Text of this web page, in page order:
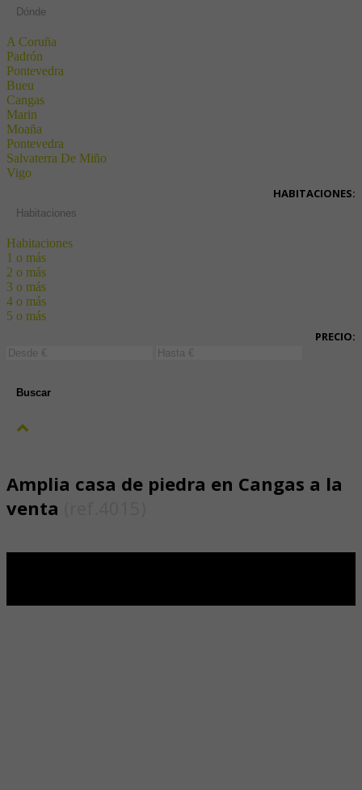
Dónde
A Coruña
Padrón
Pontevedra
Bueu
Cangas
Marin
Moaña
Pontevedra
Salvaterra De Miño
Vigo
HABITACIONES:
Habitaciones
Habitaciones
1 o más
2 o más
3 o más
4 o más
5 o más
PRECIO:
Buscar
Amplia casa de piedra en Cangas a la
venta